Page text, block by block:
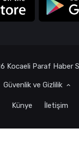
Kocaeli Paraf Haber
Güvenlik ve Gizlilik
Künye İletişim